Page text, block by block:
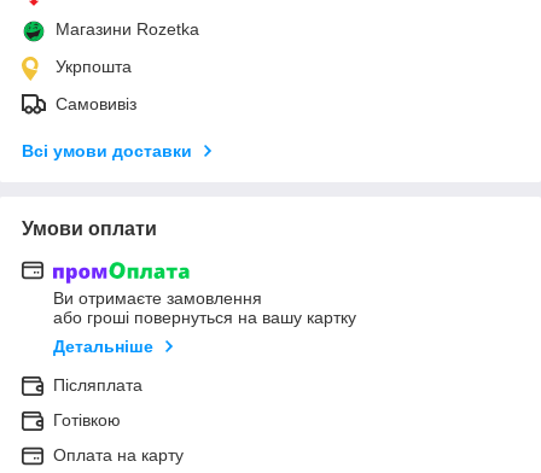
Магазини Rozetka
Укрпошта
Самовивіз
Всі умови доставки
Умови оплати
Ви отримаєте замовлення
або гроші повернуться на вашу картку
Детальніше
Післяплата
Готівкою
Оплата на карту